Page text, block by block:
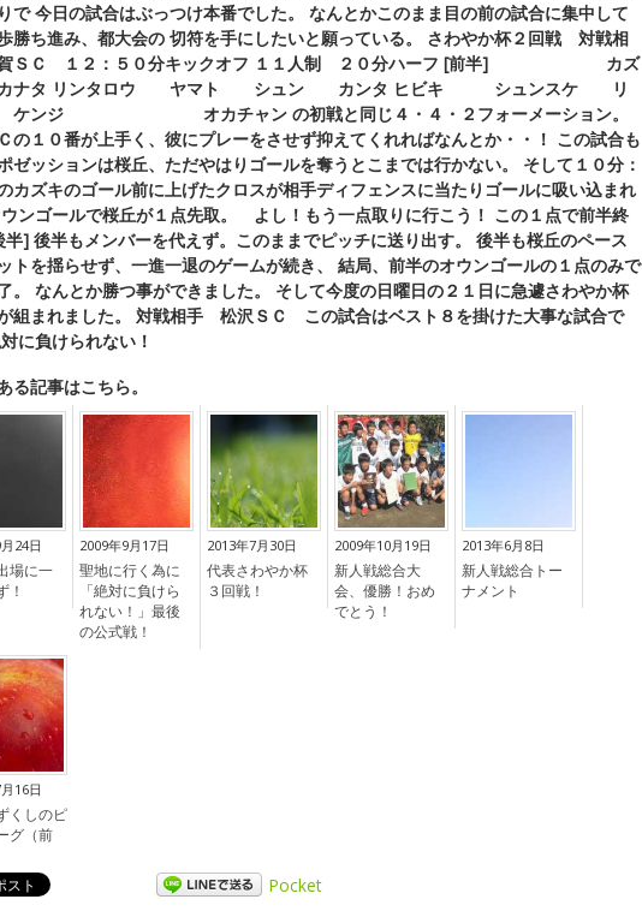
で 今日の試合はぶっつけ本番でした。
なんとかこのまま目の前の試合に集中して
勝ち進み、都大会の 切符を手にしたいと願っている。
さわやか杯２回戦 対戦相
ＳＣ １２：５０分キックオフ １１人制 ２０分ハーフ [前半]
カズ
タ リンタロウ ヤマト シュン カンタ ヒビキ シュンスケ リ
ンジ
オカチャン の初戦と同じ４・４・２フォーメーション。
の１０番が上手く、彼にプレーをさせず抑えてくれればなんとか・・！ この試合も
ゼッションは桜丘、ただやはりゴールを奪うとこまでは行かない。
そして１０分：
カズキのゴール前に上げたクロスが相手ディフェンスに当たりゴールに吸い込まれ
ンゴールで桜丘が１点先取。 よし！もう一点取りに行こう！ この１点で前半終
半] 後半もメンバーを代えず。このままでピッチに送り出す。
後半も桜丘のペース
トを揺らせず、一進一退のゲームが続き、
結局、前半のオウンゴールの１点のみで
。
なんとか勝つ事ができました。
そして今度の日曜日の２１日に急遽さわやか杯
組まれました。
対戦相手 松沢ＳＣ この試合はベスト８を掛けた大事な試合で
に負けられない！
る記事はこちら。
24日
場に一
！
2009年9月17日
聖地に行く為に
「絶対に負けら
れない！」最後
の公式戦！
2013年7月30日
代表さわやか杯
３回戦！
2009年10月19日
新人戦総合大
会、優勝！おめ
でとう！
2013年6月8日
新人戦総合トー
ナメント
16日
くしのピ
グ（前
Pocket